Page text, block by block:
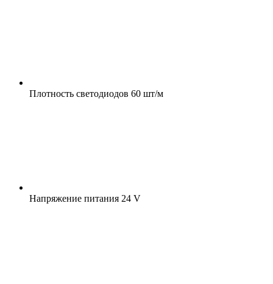
Плотность светодиодов 60 шт/м
Напряжение питания 24 V